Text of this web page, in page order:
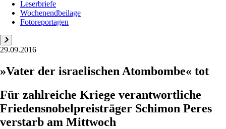
Leserbriefe
Wochenendbeilage
Fotoreportagen
29.09.2016
»Vater der israelischen Atombombe« tot
Für zahlreiche Kriege verantwortliche
Friedensnobelpreisträger Schimon Peres
verstarb am Mittwoch